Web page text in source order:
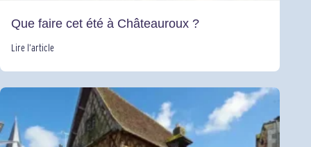
Que faire cet été à Châteauroux ?
Lire l’article